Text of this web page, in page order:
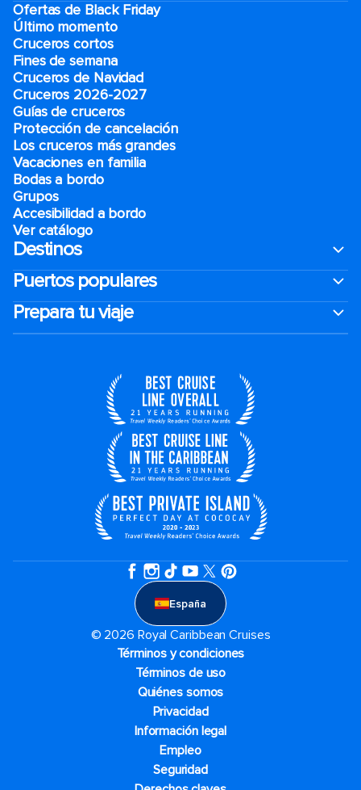
Ofertas de Black Friday
Último momento
Cruceros cortos
Fines de semana
Cruceros de Navidad
Cruceros 2026-2027
Guías de cruceros
Protección de cancelación
Los cruceros más grandes
Vacaciones en familia
Bodas a bordo
Grupos
Accesibilidad a bordo
Ver catálogo
Destinos
Puertos populares
Prepara tu viaje
España
© 2026 Royal Caribbean Cruises
Términos y condiciones
Términos de uso
Quiénes somos
Privacidad
Información legal
Empleo
Seguridad